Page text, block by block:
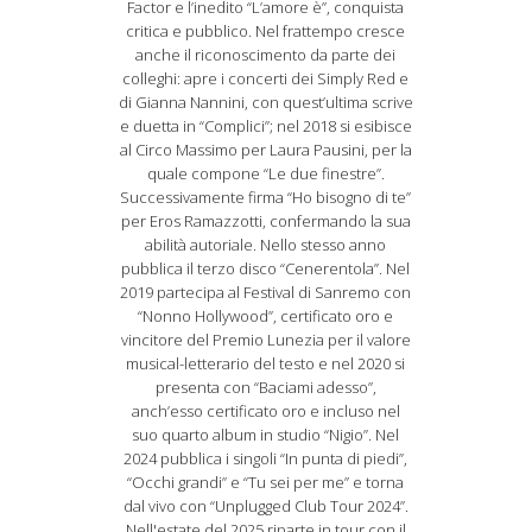
Factor e l’inedito “L’amore è”, conquista
critica e pubblico. Nel frattempo cresce
anche il riconoscimento da parte dei
colleghi: apre i concerti dei Simply Red e
di Gianna Nannini, con quest’ultima scrive
e duetta in “Complici”; nel 2018 si esibisce
al Circo Massimo per Laura Pausini, per la
quale compone “Le due finestre”.
Successivamente firma “Ho bisogno di te”
per Eros Ramazzotti, confermando la sua
abilità autoriale. Nello stesso anno
pubblica il terzo disco “Cenerentola”. Nel
2019 partecipa al Festival di Sanremo con
“Nonno Hollywood”, certificato oro e
vincitore del Premio Lunezia per il valore
musical-letterario del testo e nel 2020 si
presenta con “Baciami adesso”,
anch’esso certificato oro e incluso nel
suo quarto album in studio “Nigio”. Nel
2024 pubblica i singoli “In punta di piedi”,
“Occhi grandi” e “Tu sei per me” e torna
dal vivo con “Unplugged Club Tour 2024”.